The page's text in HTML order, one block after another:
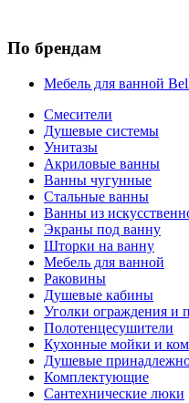
По брендам
Мебель для ванной
Смесители
Душевые системы
Унитазы
Акриловые ванны
Ванны чугунные
Стальные ванны
Ванны из
Экраны под ванну
Шторки на ванну
Мебель для ванной
Раковины
Душевые кабины
Уголки ограждения и
Полотенцесушители
Кухонные мойки и
Душевые
Комплектующие
Сантехнические люки